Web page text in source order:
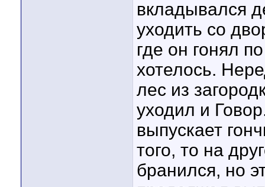
вкладывался
уходить со
где он гонял
хотелось.
лес из
уходил и
выпускает
того, то на
бранился, но